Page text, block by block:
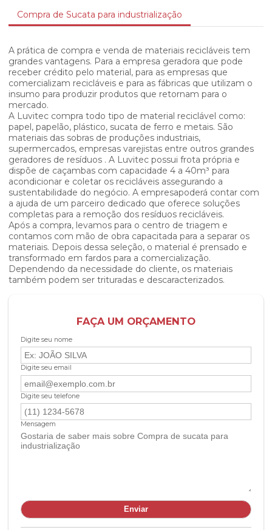
Compra de Sucata para industrialização
A prática de compra e venda de materiais recicláveis tem
grandes vantagens. Para a empresa geradora que pode
receber crédito pelo material, para as empresas que
comercializam recicláveis e para as fábricas que utilizam o
insumo para produzir produtos que retornam para o
mercado.
A Luvitec compra todo tipo de material reciclável como:
papel, papelão, plástico, sucata de ferro e metais. São
materiais das sobras de produções industriais,
supermercados, empresas varejistas entre outros grandes
geradores de resíduos . A Luvitec possui frota própria e
dispõe de caçambas com capacidade 4 a 40m³ para
acondicionar e coletar os recicláveis assegurando a
sustentabilidade do negócio. A empresapoderá contar com
a ajuda de um parceiro dedicado que oferece soluções
completas para a remoção dos resíduos recicláveis.
Após a compra, levamos para o centro de triagem e
contamos com mão de obra capacitada para a separar os
materiais. Depois dessa seleção, o material é prensado e
transformado em fardos para a comercialização.
Dependendo da necessidade do cliente, os materiais
também podem ser trituradas e descaracterizados.
FAÇA UM ORÇAMENTO
Digite seu nome
Digite seu email
Digite seu telefone
Mensagem